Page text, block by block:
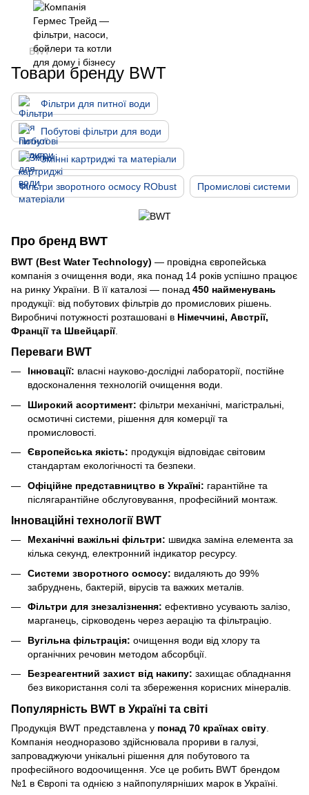
BWT
Товари бренду BWT
Фільтри для питної води
Побутові фільтри для води
Змінні картриджі та матеріали
Фільтри зворотного осмосу RObust Промислові системи
Про бренд BWT
BWT (Best Water Technology) — провідна європейська
компанія з очищення води, яка понад 14 років успішно працює
на ринку України. В її каталозі — понад 450 найменувань
продукції: від побутових фільтрів до промислових рішень.
Виробничі потужності розташовані в Німеччині, Австрії,
Франції та Швейцарії.
Переваги BWT
Інновації: власні науково-дослідні лабораторії, постійне
вдосконалення технологій очищення води.
Широкий асортимент: фільтри механічні, магістральні,
осмотичні системи, рішення для комерції та
промисловості.
Європейська якість: продукція відповідає світовим
стандартам екологічності та безпеки.
Офіційне представництво в Україні: гарантійне та
післягарантійне обслуговування, професійний монтаж.
Інноваційні технології BWT
Механічні важільні фільтри: швидка заміна елемента за
кілька секунд, електронний індикатор ресурсу.
Системи зворотного осмосу: видаляють до 99%
забруднень, бактерій, вірусів та важких металів.
Фільтри для знезалізнення: ефективно усувають залізо,
марганець, сірководень через аерацію та фільтрацію.
Вугільна фільтрація: очищення води від хлору та
органічних речовин методом абсорбції.
Безреагентний захист від накипу: захищає обладнання
без використання солі та збереження корисних мінералів.
Популярність BWT в Україні та світі
Продукція BWT представлена у понад 70 країнах світу
Компанія неодноразово здійснювала прориви в галузі,
запроваджуючи унікальні рішення для побутового та
професійного водоочищення. Усе це робить BWT брендом
№1 в Європі та однією з найпопулярніших марок в Україні.